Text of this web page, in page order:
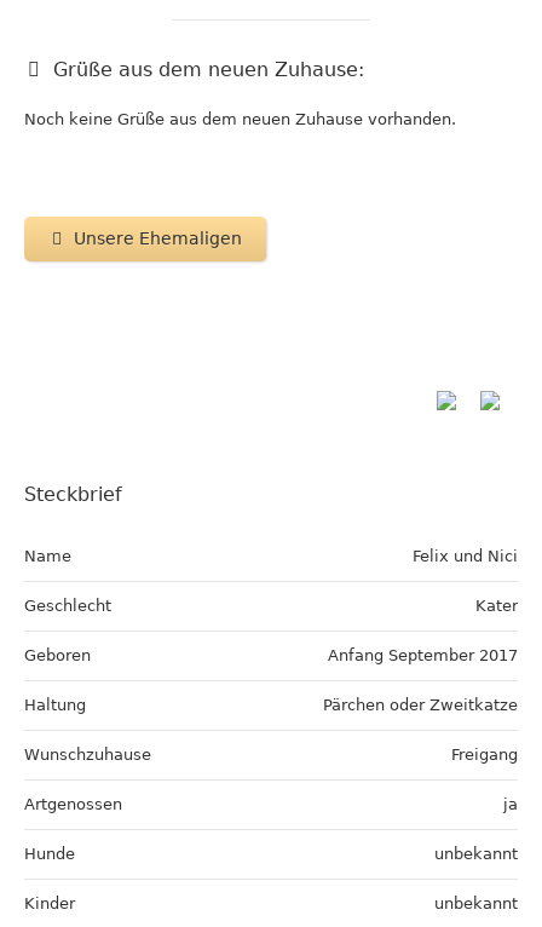
Grüße aus dem neuen Zuhause:
Noch keine Grüße aus dem neuen Zuhause vorhanden.
Unsere Ehemaligen
Steckbrief
Name Felix und Nici
Geschlecht Kater
Geboren Anfang September 2017
Haltung Pärchen oder Zweitkatze
Wunschzuhause Freigang
Artgenossen ja
Hunde unbekannt
Kinder unbekannt